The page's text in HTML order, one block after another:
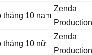
10 nam
Zenda
Production
tháng 10 nữ
Zenda
Production